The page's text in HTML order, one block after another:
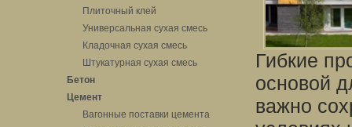
Плиточный клей
Универсальная сухая смесь
Кладочная сухая смесь
Штукатурная сухая смесь
Бетон
Цемент
Вагонные поставки цемента
Гибкие
основой
важно